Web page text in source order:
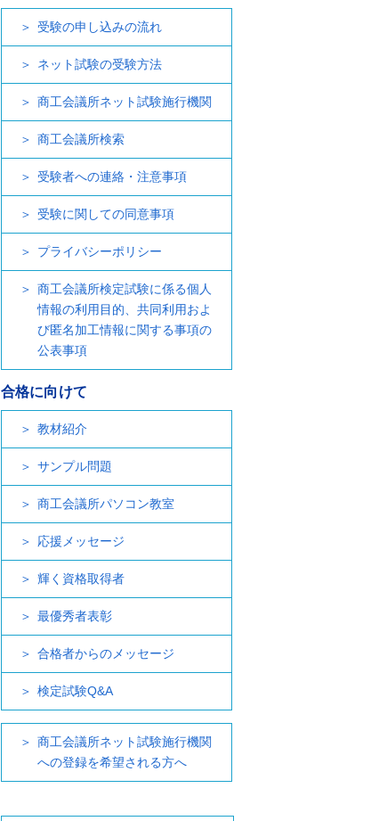
受験の申し込みの流れ
ネット試験の受験方法
商工会議所ネット試験施行機関
商工会議所検索
受験者への連絡・注意事項
受験に関しての同意事項
プライバシーポリシー
商工会議所検定試験に係る個人
情報の利用目的、共同利用およ
び匿名加工情報に関する事項の
公表事項
合格に向けて
教材紹介
サンプル問題
商工会議所パソコン教室
応援メッセージ
輝く資格取得者
最優秀者表彰
合格者からのメッセージ
検定試験Q&A
商工会議所ネット試験施行機関
への登録を希望される方へ